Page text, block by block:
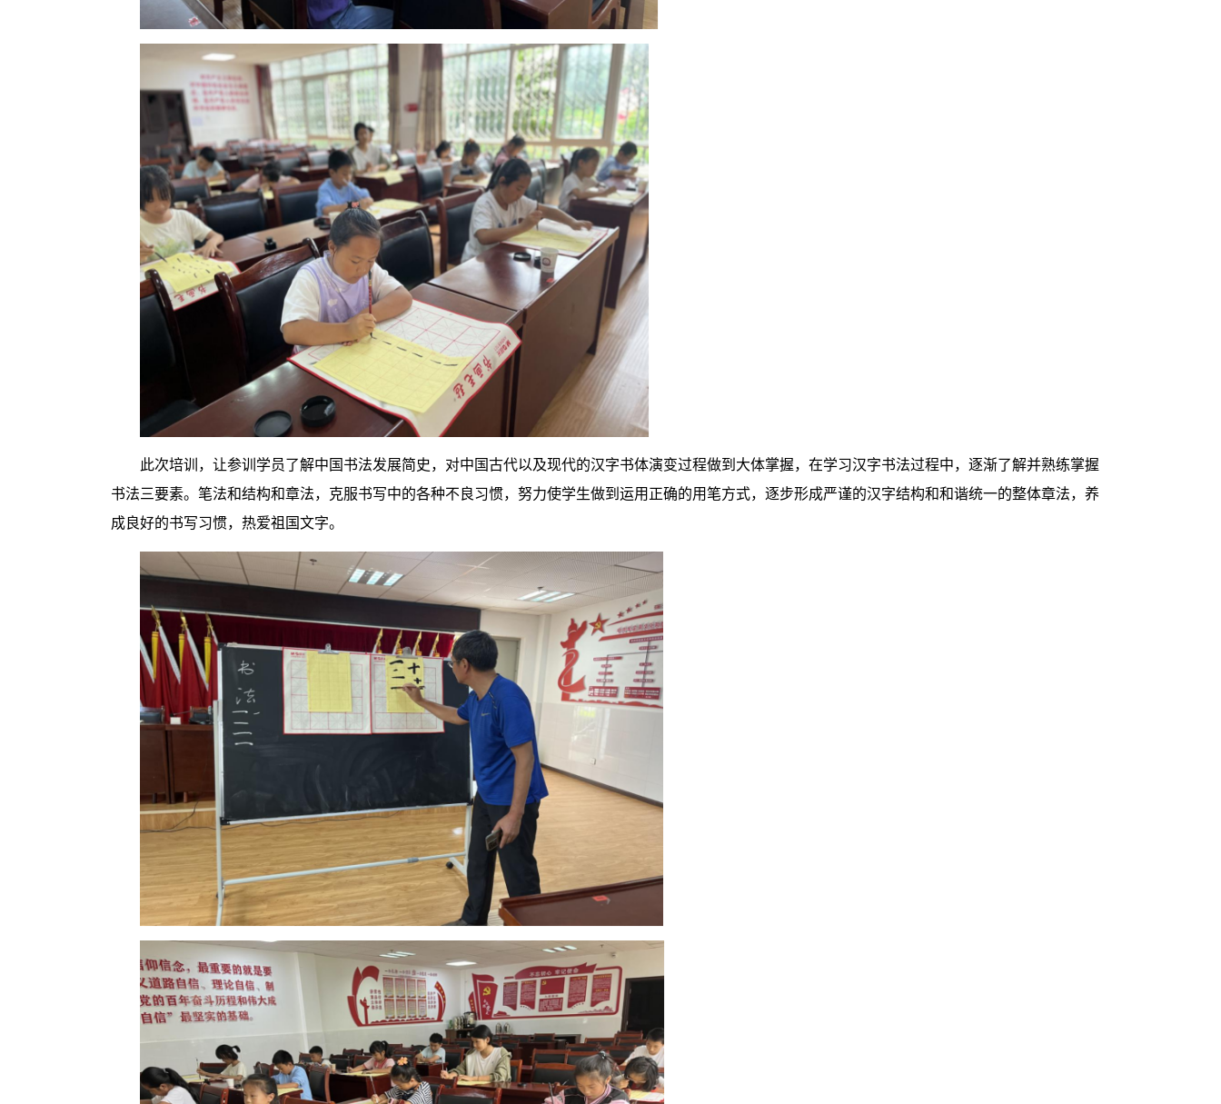
此次培训，让参训学员了解中国书法发展简史，对中国古代以及现代的汉字书体演变过程做到大体掌握，在学习汉字书法过程中，逐渐了解并熟练掌握
书法三要素。笔法和结构和章法，克服书写中的各种不良习惯，努力使学生做到运用正确的用笔方式，逐步形成严谨的汉字结构和和谐统一的整体章法，养
成良好的书写习惯，热爱祖国文字。